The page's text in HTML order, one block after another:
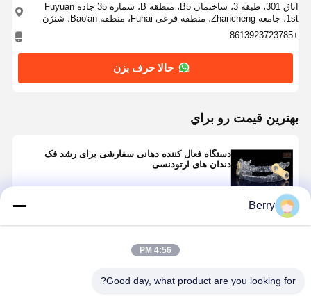
اتاق 301، طبقه 3، ساختمان B5، منطقه B، شماره 35 جاده Fuyuan
1st، جامعه Zhancheng، منطقه فرعی Fuhai، منطقه Bao'an، شنژن
+8613923723785
حالا حرف بزن
بهترين قيمت رو براي
دستگاه فعال کننده دهانی سفارشی برای رشد فک
دندان های ارتودنسی
ادامه هید
Berry
4:56 PM
Good day, what product are you looking for?